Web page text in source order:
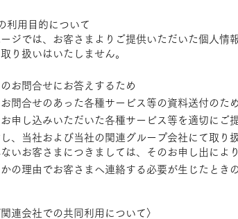
利用目的について
ジでは、お客さまよりご提供いただいた個人
り扱いはいたしません。
お問合せにお答えするため
問合せのあった各種サービス等の資料送付のため
申し込みいただいた各種サービス等を適切にご
、当社および当社の関連グループ会社にて取
いお客さまにつきましては、そのお申し出によ
の理由でお客さまへ連絡する必要が生じたとき
関連会社での共同利用について〉